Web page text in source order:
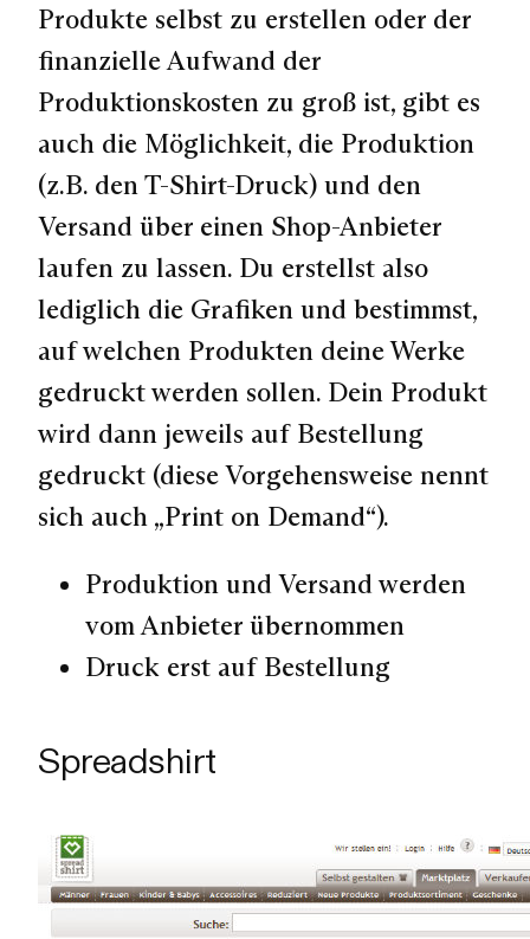
Produkte selbst zu erstellen oder der
finanzielle Aufwand der
Produktionskosten zu groß ist, gibt es
auch die Möglichkeit, die Produktion
(z.B. den T-Shirt-Druck) und den
Versand über einen Shop-Anbieter
laufen zu lassen. Du erstellst also
lediglich die Grafiken und bestimmst,
auf welchen Produkten deine Werke
gedruckt werden sollen. Dein Produkt
wird dann jeweils auf Bestellung
gedruckt (diese Vorgehensweise nennt
sich auch „Print on Demand“).
Produktion und Versand werden
vom Anbieter übernommen
Druck erst auf Bestellung
Spreadshirt